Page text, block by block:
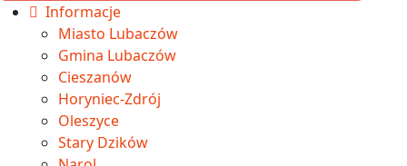
Informacje
Miasto Lubaczów
Gmina Lubaczów
Cieszanów
Horyniec-Zdrój
Oleszyce
Stary Dzików